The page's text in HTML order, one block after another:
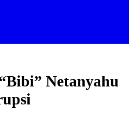
Netanyahu